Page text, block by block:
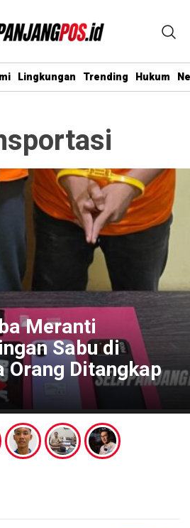
Lingkungan Trending Hukum
Meranti
Sabu di
Orang Ditangkap